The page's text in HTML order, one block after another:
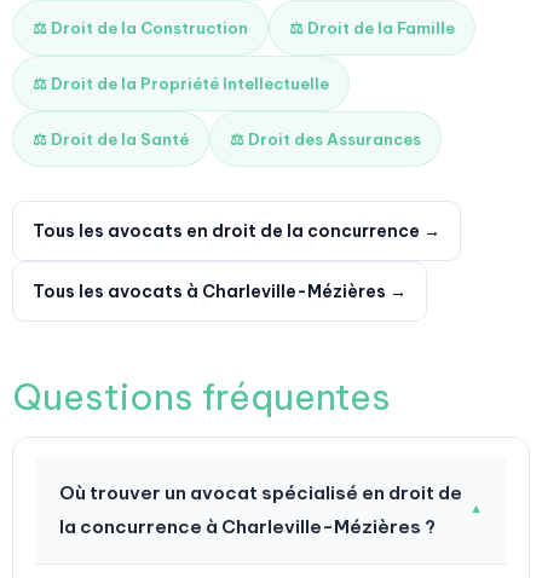
⚖️ Droit de la Construction ⚖️ Droit de la Famille
⚖️ Droit de la Propriété Intellectuelle
⚖️ Droit de la Santé ⚖️ Droit des Assurances
Tous les avocats en droit de la concurrence →
Tous les avocats à Charleville-Mézières →
Questions fréquentes
Où trouver un avocat spécialisé en droit de
la concurrence à Charleville-Mézières ?
▼